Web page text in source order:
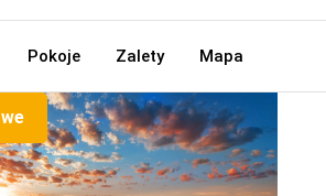
Pokoje Zalety Mapa